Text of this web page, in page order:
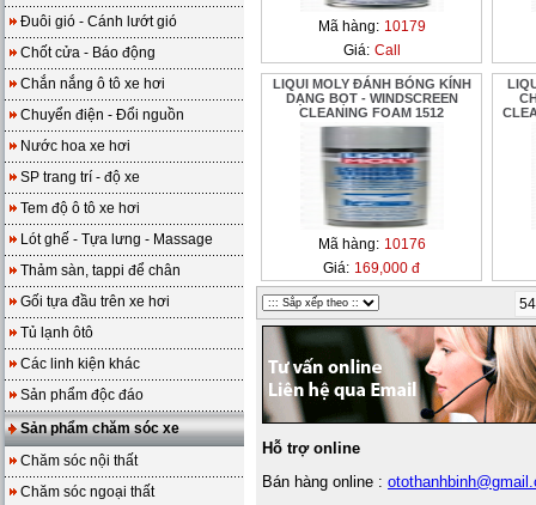
Đuôi gió - Cánh lướt gió
Chốt cửa - Báo động
Chắn nắng ô tô xe hơi
Chuyển điện - Đổi nguồn
Nước hoa xe hơi
SP trang trí - độ xe
Tem độ ô tô xe hơi
Lót ghế - Tựa lưng - Massage
Thảm sàn, tappi để chân
Gối tựa đầu trên xe hơi
Tủ lạnh ôtô
Các linh kiện khác
Sản phẩm độc đáo
Sản phẩm chăm sóc xe
Chăm sóc nội thất
Chăm sóc ngoại thất
Mã hàng: 10179
Giá: Call
LIQUI MOLY ĐÁNH BÓNG KÍNH
DẠNG BỌT - WINDSCREEN
CLEANING FOAM 1512
Mã hàng: 10176
Giá: 169,000 đ
Hỗ trợ online
Bán hàng online :